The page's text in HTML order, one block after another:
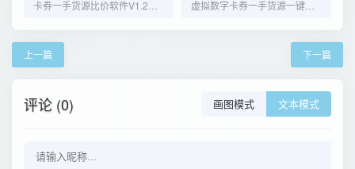
上一篇 下一篇
评论 (0) 画图模式 文本模式